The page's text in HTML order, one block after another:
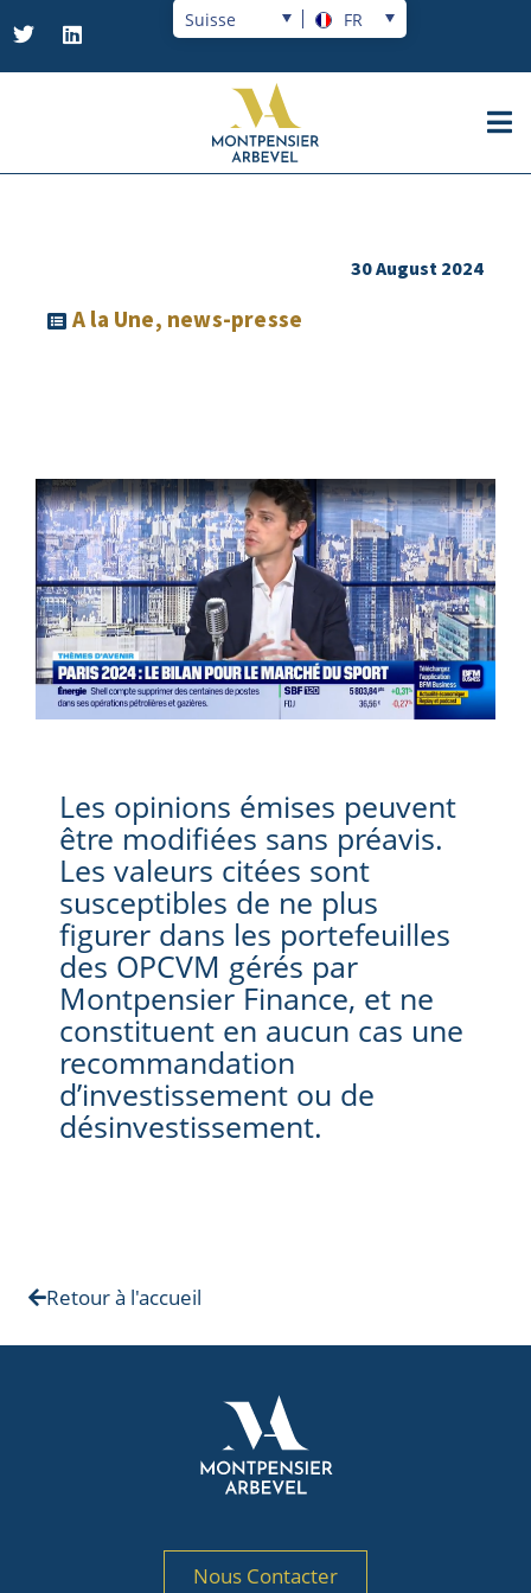
Suisse FR
30 August 2024
A la Une, news-presse
Les opinions émises peuvent
être modifiées sans préavis.
Les valeurs citées sont
susceptibles de ne plus
figurer dans les portefeuilles
des OPCVM gérés par
Montpensier Finance, et ne
constituent en aucun cas une
recommandation
d’investissement ou de
désinvestissement.
Retour à l'accueil
Nous Contacter